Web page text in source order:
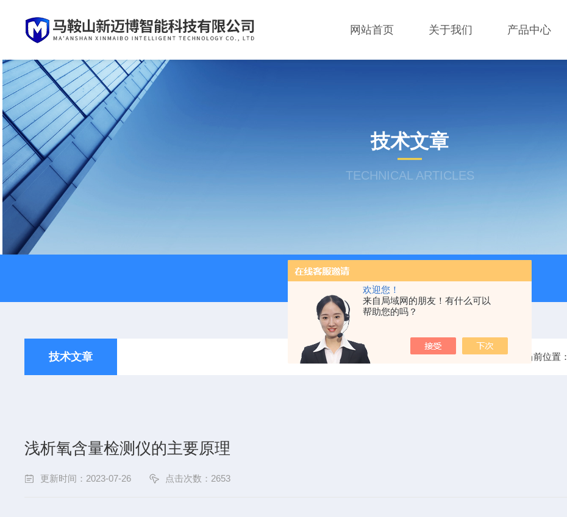
欢迎您！
来自局域网的朋友！有什么可以
帮助您的吗？
网站首页 关于我们 产品中心
技术文章
TECHNICAL ARTICLES
技术文章 当前位置：
浅析氧含量检测仪的主要原理
更新时间：2023-07-26 点击次数：2653